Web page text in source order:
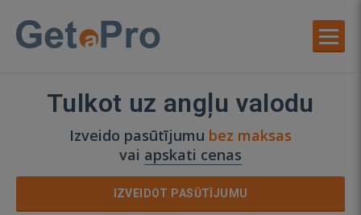
Tulkot uz angļu valodu
Izveido pasūtījumu bez maksas
vai apskati cenas
IZVEIDOT PASŪTĪJUMU